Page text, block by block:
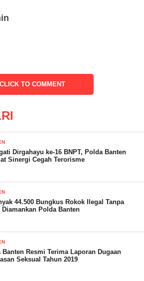
tersebut, diamankan barang bukti yang
foto copy struk bukti transfer akun
perbincangan antara pelapor
menjanjikan usaha air mineral.
kejadian bermula pada Sabtu
jam 11.00 Wib di Pekon Sinar
pelaku datang ke rumah korban
ulang air mineral lalu pelapor
kepada terlapor dengan cara
. ke akun dompet digital dana
CLICK TO COMMENT
Dirgahayu ke-16 BNPT, Polda Banten
Sinergi Cegah Terorisme
44.500 Bungkus Rokok Ilegal Tanpa
Diamankan Polda Banten
Banten Resmi Terima Laporan Dugaan
Seksual Tahun 2019